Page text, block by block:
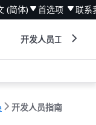
(简体) 首选项 联系
开发人员工具
开发人员指南